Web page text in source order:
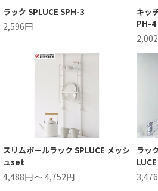
ラック SPLUCE SPH-3
2,596円
キッ
PH-4
スリムポールラック SPLUCE メッシ
ュset
4,488円 ～ 4,752円
ラッ